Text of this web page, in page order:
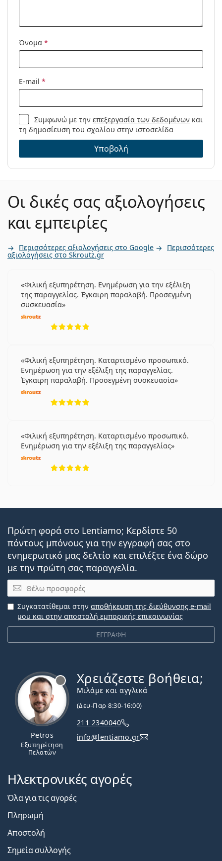
Όνομα *
E-mail *
Συμφωνώ με τηνεπεξεργασία των δεδομένων και
τη δημοσίευση του σχολίου στην ιστοσελίδα
Υποβολή
Οι δικές σας αξιολογήσεις
και εμπειρίες
Περισσότερες αξιολογήσεις στο Google Περισσότερες
αξιολογήσεις στο Skroutz.gr
Φιλική εξυπηρέτηση. Ενημέρωση για την εξέλιξη
της παραγγελίας. Έγκαιρη παραλαβή. Προσεγμένη
συσκευασία
Φιλική εξυπηρέτηση. Καταρτισμένο προσωπικό.
Ενημέρωση για την εξέλιξη της παραγγελίας.
Έγκαιρη παραλαβή. Προσεγμένη συσκευασία
Φιλική εξυπηρέτηση. Καταρτισμένο προσωπικό.
Ενημέρωση για την εξέλιξη της παραγγελίας
Πρώτη φορά στο Lentiamo; Κερδίστε 50
πόντους μπόνους για την εγγραφή σας στο
ενημερωτικό μας δελτίο και επιλέξτε ένα δώρο
με την πρώτη σας παραγγελία.
Email
ΕΓΓΡΑΦΗ
Συγκατατίθεμαι στην αποθήκευση της διεύθυνσης e-mail
μου και στην αποστολή εμπορικής επικοινωνίας
Petros
Εξυπηρέτηση
Πελατών
Χρειάζεστε βοήθεια;
Μιλάμε και αγγλικά
(Δευ-Παρ 8:30-16:00)
211 2340040
info@lentiamo.gr
Ηλεκτρονικές αγορές
Όλα για τις αγορές
Πληρωμή
Αποστολή
Σημεία συλλογής